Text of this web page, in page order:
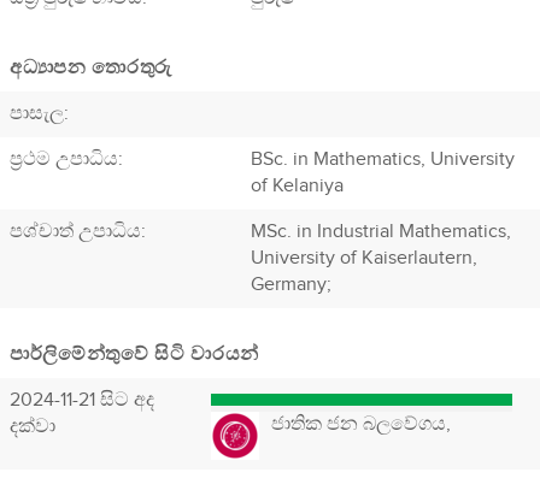
අධ්‍යාපන තොරතුරු
පාසැල:
ප්‍රථම උපාධිය:
BSc. in Mathematics, University
of Kelaniya
පශ්චාත් උපාධිය:
MSc. in Industrial Mathematics,
University of Kaiserlautern,
Germany;
පාර්ලිමේන්තුවේ සිටි වාරයන්
2024-11-21 සිට අද
දක්වා
ජාතික ජන බලවේගය,